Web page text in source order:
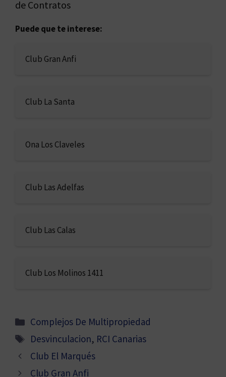
de Contratos
Puede que te interese:
Club Gran Anfi
Club La Santa
Ona Los Claveles
Club Las Adelfas
Club Las Calas
Club Los Molinos 1411
Categorías
Complejos De Multipropiedad
Etiquetas
Desvinculacion, RCI Canarias
Club El Marqués
Club Gran Anfi